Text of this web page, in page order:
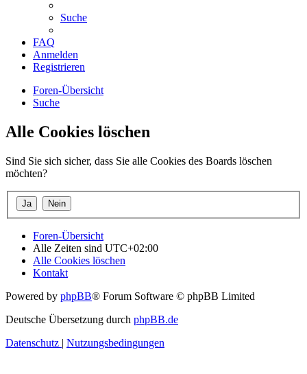
Suche
FAQ
Anmelden
Registrieren
Foren-Übersicht
Suche
Alle Cookies löschen
Sind Sie sich sicher, dass Sie alle Cookies des Boards löschen
möchten?
Foren-Übersicht
Alle Zeiten sind UTC+02:00
Alle Cookies löschen
Kontakt
Powered by phpBB® Forum Software © phpBB Limited
Deutsche Übersetzung durch phpBB.de
Datenschutz | Nutzungsbedingungen